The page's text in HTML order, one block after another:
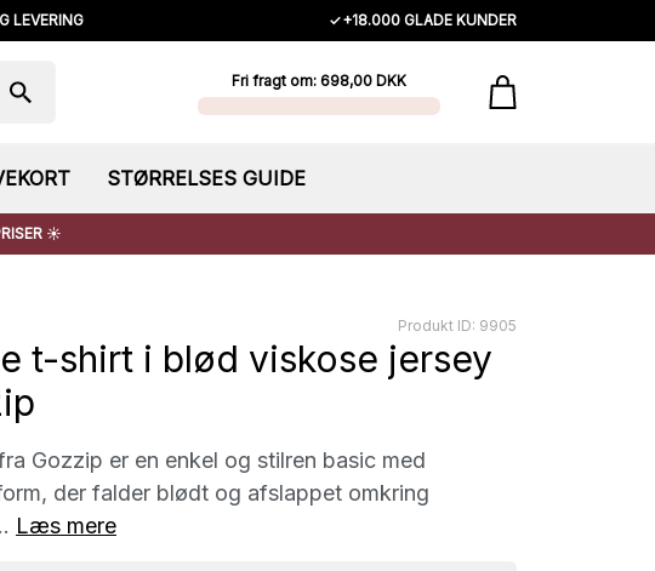
LEVERING ✓+18.000 GLADE KUNDER
Fri fragt om: 698,00 DKK
STØRRELSES GUIDE
☀️
Produkt ID: 9905
t-shirt i blød viskose jersey
Gozzip er en enkel og stilren basic med
der falder blødt og afslappet omkring
Læs mere